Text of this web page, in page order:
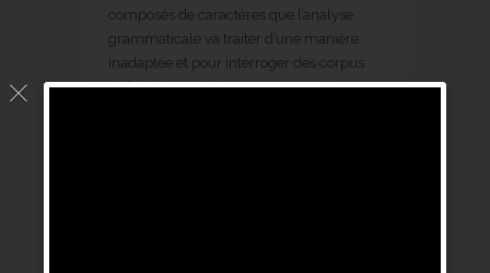
composés de caractères que l’analyse
grammaticale va traiter d’une manière
inadaptée et pour interroger des corpus
rédigés dans des langues non traités par